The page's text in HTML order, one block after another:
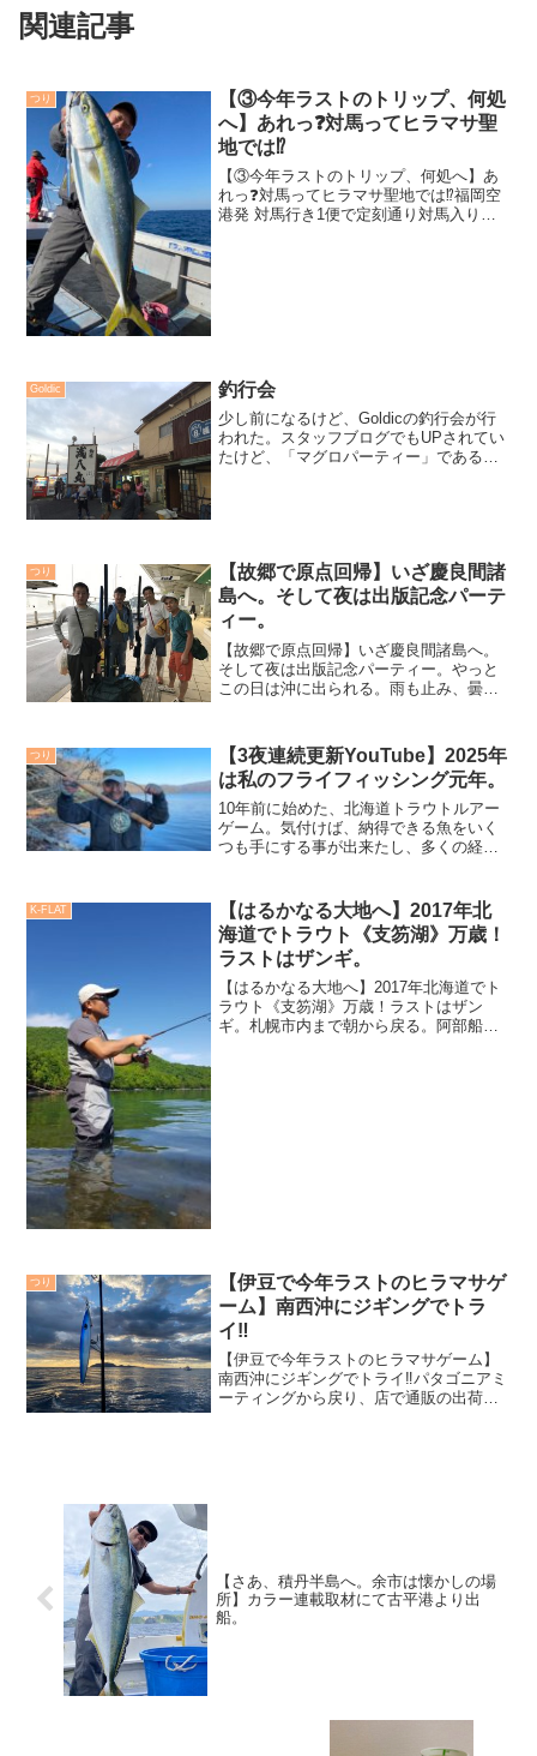
関連記事
つり
【③今年ラストのトリップ、何処
へ】あれっ❓対馬ってヒラマサ聖
地では⁉️
【③今年ラストのトリップ、何処へ】あ
れっ❓対馬ってヒラマサ聖地では⁉️福岡空
港発 対馬行き1便で定刻通り対馬入りを
Goldic 釣行会
少し前になるけど、Goldicの釣行会が行
われた。スタッフブログでもUPされてい
たけど、「マグロパーティー」である。
つり
【故郷で原点回帰】いざ慶良間諸
島へ。そして夜は出版記念パーテ
ィー。
【故郷で原点回帰】いざ慶良間諸島へ。
そして夜は出版記念パーティー。やっと
この日は沖に出られる。雨も止み、曇り
つしか、吉盛ハウスも出来上がってい
た）寄宮フィッシングセンター...
つり
【3夜連続更新YouTube】2025年
は私のフライフィッシング元年。
10年前に始めた、北海道トラウトルアー
ゲーム。気付けば、納得できる魚をいく
つも手にする事が出来たし、多くの経験
せてもらっているし、感謝ばかりです。
今56歳。10年後の66歳時はどんな釣りを
しているのか。どんな釣りが出来ている
のか。
K-FLAT
【はるかなる大地へ】2017年北
海道でトラウト《支笏湖》万歳！
ラストはザンギ。
【はるかなる大地へ】2017年北海道でト
ラウト《支笏湖》万歳！ラストはザン
ギ。札幌市内まで朝から戻る。阿部船長
つり
【伊豆で今年ラストのヒラマサゲ
ーム】南西沖にジギングでトラ
イ‼️
【伊豆で今年ラストのヒラマサゲーム】
南西沖にジギングでトライ‼️パタゴニアミ
ーティングから戻り、店で通販の出荷を
【さあ、積丹半島へ。余市は懐かしの場
所】カラー連載取材にて古平港より出
船。